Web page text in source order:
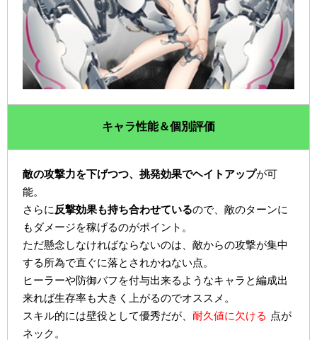
キャラ性能＆個別評価
敵の攻撃力を下げつつ、挑発効果でヘイトアップが可
能。
さらに 反撃効果も持ち合わせているので、敵のターンに
もダメージを稼げるのがポイント。
ただ懸念しなければならないのは、敵からの攻撃が集中
する所為で直ぐに落とされかねない点。
ヒーラーや防御バフを付与出来るようなキャラと編成出
来れば生存率も大きく上がるのでオススメ。
スキル的には壁役として優秀だが、耐久値に欠ける 点が
ネック。